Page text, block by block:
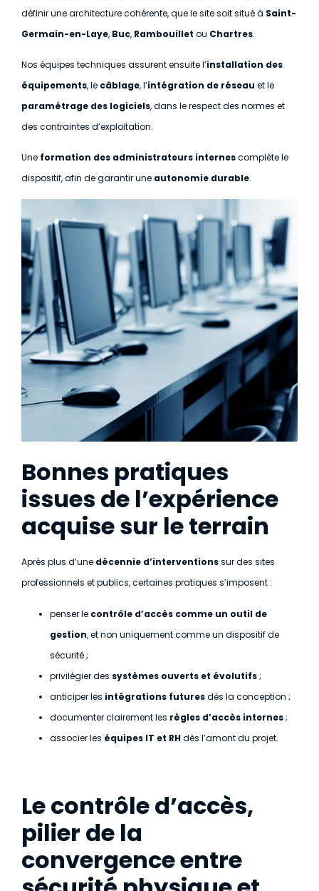
définir une architecture cohérente, que le site soit situé à Saint-
Germain-en-Laye, Buc, Rambouillet ou Chartres.
Nos équipes techniques assurent ensuite l’installation des
équipements, le câblage, l’intégration de réseau et le
paramétrage des logiciels, dans le respect des normes et
des contraintes d’exploitation.
Une formation des administrateurs internescomplète le
dispositif, afin de garantir une autonomie durable.
Bonnes pratiques
issues de l’expérience
acquise sur le terrain
Après plus d’une décennie d’interventionssur des sites
professionnels et publics, certaines pratiques s’imposent :
penser le contrôle d’accès comme un outil de
gestion, et non uniquement comme un dispositif de
sécurité ;
privilégier des systèmes ouverts et évolutifs;
anticiper les intégrations futuresdès la conception ;
documenter clairement les règles d’accès internes;
associer les équipes IT et RHdès l’amont du projet.
Le contrôle d’accès,
pilier de la
convergence entre